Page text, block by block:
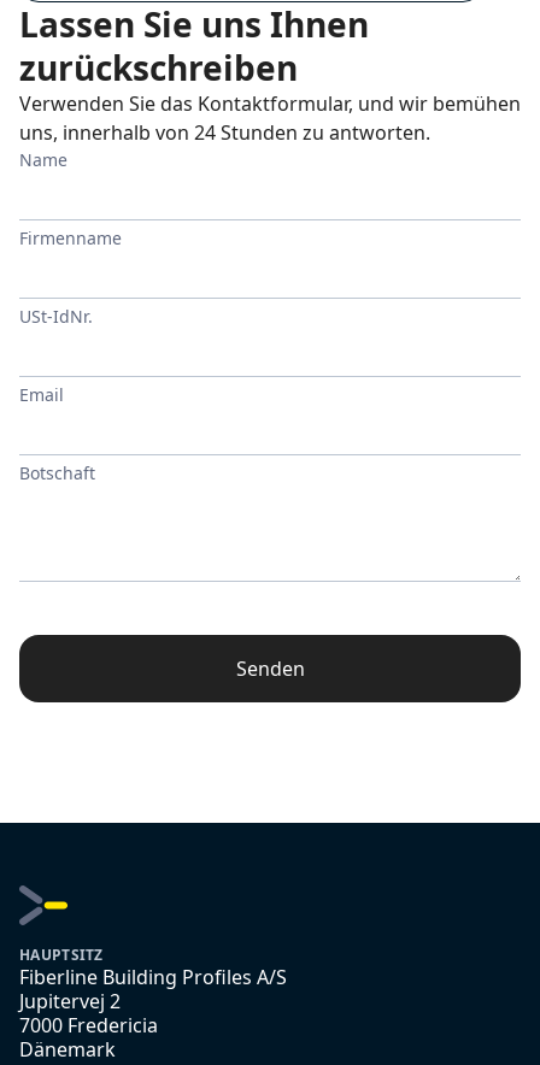
Lassen Sie uns Ihnen
zurückschreiben
Verwenden Sie das Kontaktformular, und wir bemühen
uns, innerhalb von 24 Stunden zu antworten.
Name
Firmenname
USt-IdNr.
Email
Botschaft
Senden
HAUPTSITZ
Fiberline Building Profiles A/S
Jupitervej 2
7000 Fredericia
Dänemark